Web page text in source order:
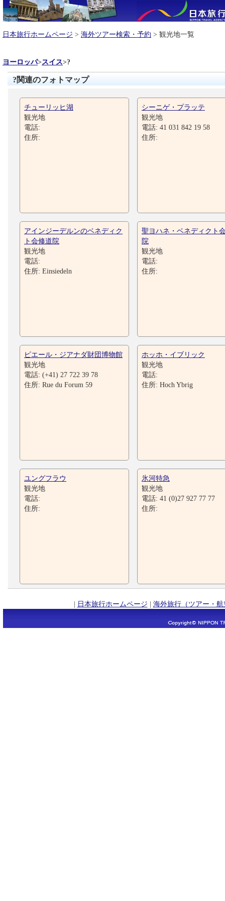
日本旅行ホームページ > 海外ツアー検索・予約 > 観光地一覧
ヨーロッパ>スイス>?
?関連のフォトマップ
チューリッヒ湖
観光地
電話:
住所:
シーニゲ・プラッテ
観光地
電話: 41 031 842 19 58
住所:
アインジーデルンのベネディク
ト会修道院
観光地
電話:
住所: Einsiedeln
聖ヨハネ・ベネディクト
院
観光地
電話:
住所:
ピエール・ジアナダ財団博物館
観光地
電話: (+41) 27 722 39 78
住所: Rue du Forum 59
ホッホ・イブリック
観光地
電話:
住所: Hoch Ybrig
ユングフラウ
観光地
電話:
住所:
氷河特急
観光地
電話: 41 (0)27 927 77 77
住所:
| 日本旅行ホームページ | 海外旅行（ツアー・航